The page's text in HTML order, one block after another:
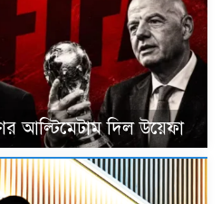
আল্টিমেটাম দিল উয়েফা